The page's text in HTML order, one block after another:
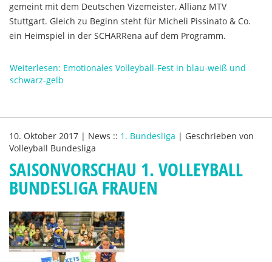
gemeint mit dem Deutschen Vizemeister, Allianz MTV
Stuttgart. Gleich zu Beginn steht für Micheli Pissinato & Co.
ein Heimspiel in der SCHARRena auf dem Programm.
Weiterlesen: Emotionales Volleyball-Fest in blau-weiß und
schwarz-gelb
10. Oktober 2017 | News :: 1. Bundesliga | Geschrieben von
Volleyball Bundesliga
SAISONVORSCHAU 1. VOLLEYBALL
BUNDESLIGA FRAUEN